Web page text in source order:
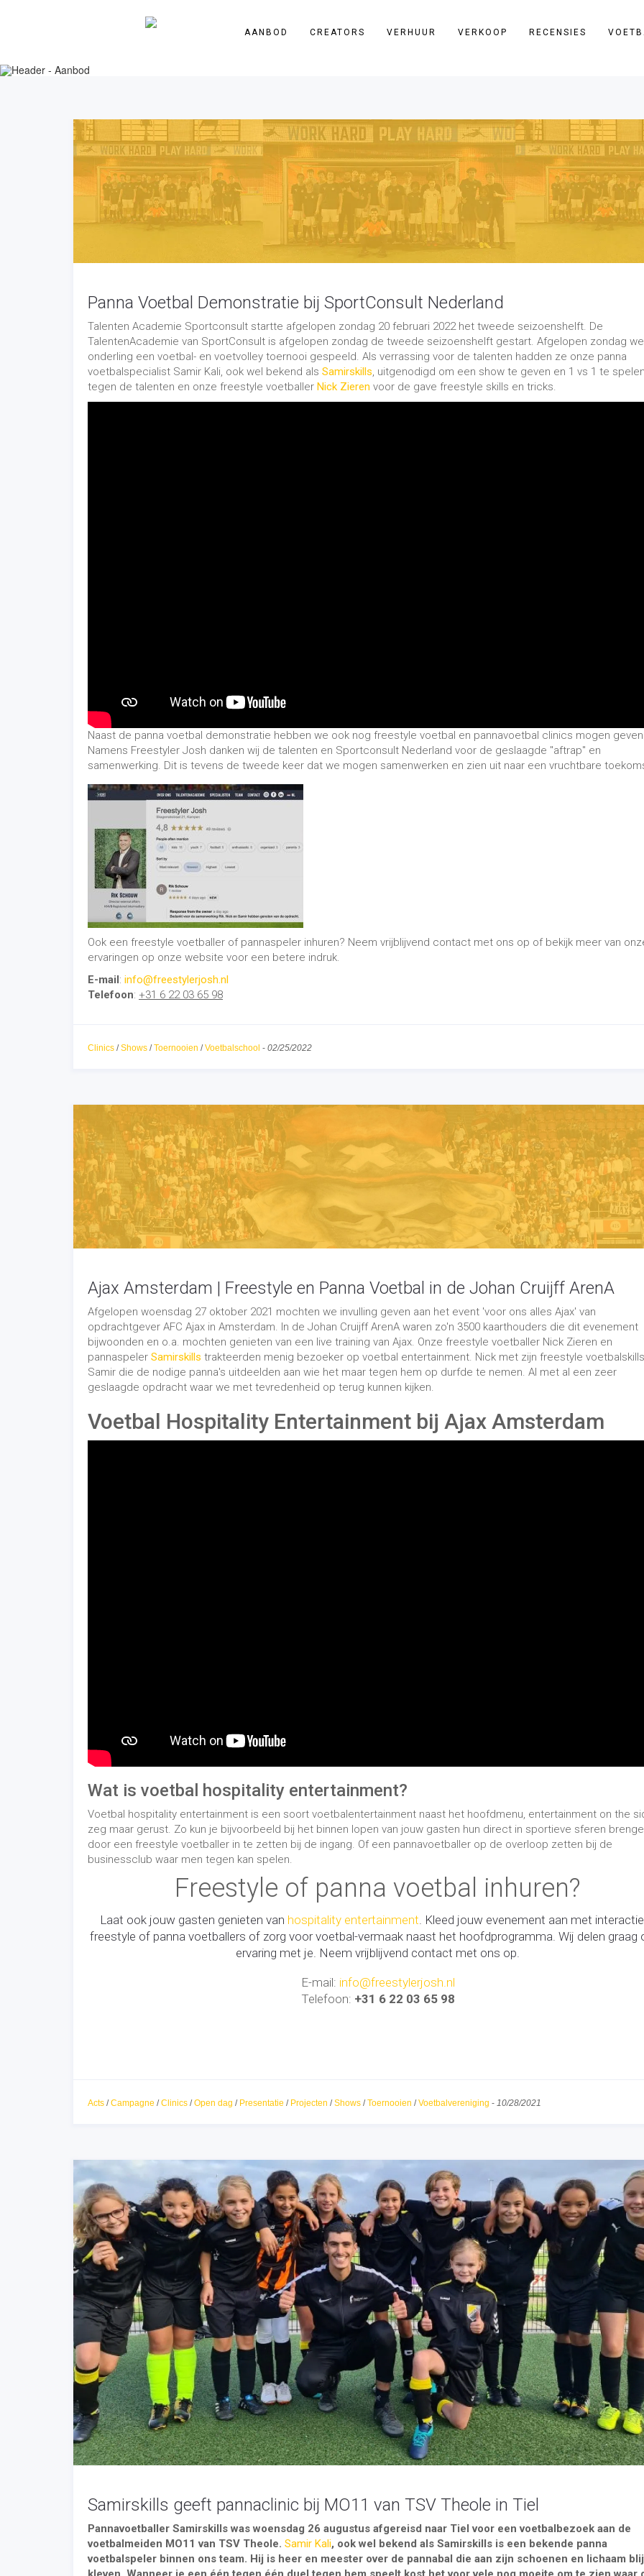
AANBOD CREATORS VERHUUR VERKOOP RECENSIES
Panna Voetbal Demonstratie bij SportConsult Nederland
Talenten Academie Sportconsult startte afgelopen zondag 20 februari 2022 het tweede seizoenshelft. De
TalentenAcademie van SportConsult is afgelopen zondag de tweede seizoenshelft gestart. Afgelopen zondag
onderling een voetbal- en voetvolley toernooi gespeeld. Als verrassing voor de talenten hadden ze onze panna
voetbalspecialist Samir Kali, ook wel bekend als Samirskills, uitgenodigd om een show te geven en 1 vs 1 te
tegen de talenten en onze freestyle voetballer Nick Zieren voor de gave freestyle skills en tricks.
Naast de panna voetbal demonstratie hebben we ook nog freestyle voetbal en pannavoetbal clinics mogen
Namens Freestyler Josh danken wij de talenten en Sportconsult Nederland voor de geslaagde "aftrap" en
samenwerking. Dit is tevens de tweede keer dat we mogen samenwerken en zien uit naar een vruchtbare
Ook een freestyle voetballer of pannaspeler inhuren? Neem vrijblijvend contact met ons op of bekijk meer van
ervaringen op onze website voor een betere indruk.
E-mail: info@freestylerjosh.nl
Telefoon: +31 6 22 03 65 98
Clinics /Shows /Toernooien /Voetbalschool - 02/25/2022
Ajax Amsterdam | Freestyle en Panna Voetbal in de Johan Cruijff ArenA
Afgelopen woensdag 27 oktober 2021 mochten we invulling geven aan het event 'voor ons alles Ajax' van
opdrachtgever AFC Ajax in Amsterdam. In de Johan Cruijff ArenA waren zo'n 3500 kaarthouders die dit evenement
bijwoonden en o.a. mochten genieten van een live training van Ajax. Onze freestyle voetballer Nick Zieren en
pannaspeler Samirskills trakteerden menig bezoeker op voetbal entertainment. Nick met zijn freestyle
Samir die de nodige panna's uitdeelden aan wie het maar tegen hem op durfde te nemen. Al met al een zeer
geslaagde opdracht waar we met tevredenheid op terug kunnen kijken.
Voetbal Hospitality Entertainment bij Ajax Amsterdam
Wat is voetbal hospitality entertainment?
Voetbal hospitality entertainment is een soort voetbalentertainment naast het hoofdmenu, entertainment on the
zeg maar gerust. Zo kun je bijvoorbeeld bij het binnen lopen van jouw gasten hun direct in sportieve sferen
door een freestyle voetballer in te zetten bij de ingang. Of een pannavoetballer op de overloop zetten bij de
businessclub waar men tegen kan spelen.
Freestyle of panna voetbal inhuren?
Laat ook jouw gasten genieten van hospitality entertainment. Kleed jouw evenement aan met
freestyle of panna voetballers of zorg voor voetbal-vermaak naast het hoofdprogramma. Wij delen graag
ervaring met je. Neem vrijblijvend contact met ons op.
E-mail: info@freestylerjosh.nl
Telefoon: +31 6 22 03 65 98
Acts /Campagne /Clinics /Open dag / Presentatie / Projecten /Shows /Toernooien /Voetbalvereniging - 10/28/2021
Samirskills geeft pannaclinic bij MO11 van TSV Theole in Tiel
Pannavoetballer Samirskills was woensdag 26 augustus afgereisd naar Tiel voor een voetbalbezoek aan de
voetbalmeiden MO11 van TSV Theole. Samir Kali, ook wel bekend als Samirskills is een bekende panna
voetbalspeler binnen ons team. Hij is heer en meester over de pannabal die aan zijn schoenen en lichaam